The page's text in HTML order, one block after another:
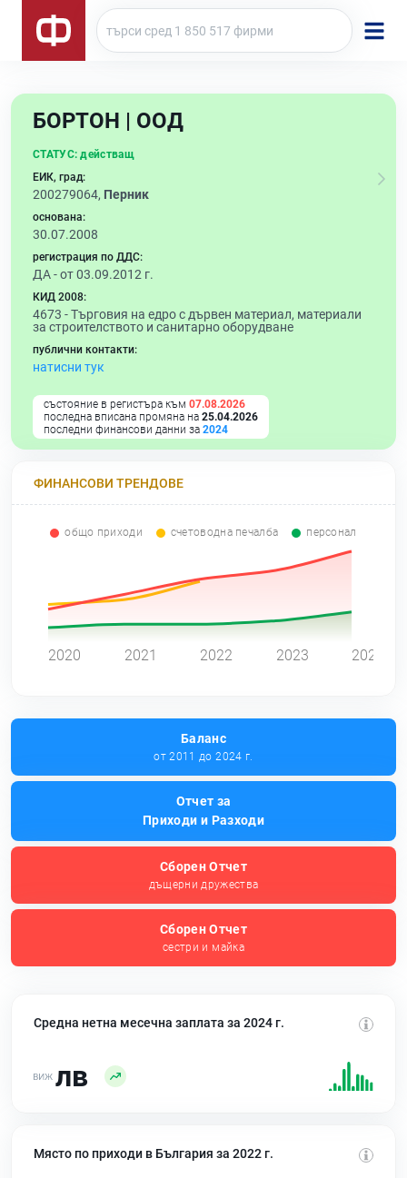
БОРТОН | ООД
СТАТУС: действащ
ЕИК, град:
200279064, Перник
основана:
30.07.2008
регистрация по ДДС:
ДА - от 03.09.2012 г.
КИД 2008:
4673 -Търговия на едро с дървен материал, материали
за строителството и санитарно оборудване
публични контакти:
натисни тук
състояние в регистъра към 07.08.2026
последна вписана промяна на 25.04.2026
последни финансови данни за 2024
ФИНАНСОВИ ТРЕНДОВЕ
общо приходи счетоводна печалба персонал
2020 2021 2022 2023 2024
Баланс
от 2011 до 2024 г.
Отчет за
Приходи и Разходи
Сборен Отчет
дъщерни дружества
Сборен Отчет
сестри и майка
Средна нетна месечна заплата за 2024 г.
лв
Място по приходи в България за 2022 г.